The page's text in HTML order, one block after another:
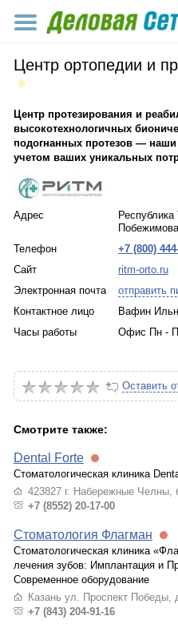
Центр ортопедии и
Центр протезирования и
высокотехнологичных
подогнанных протезов —
учетом ваших уникальных
Адрес
Республика
Телефон
+7 (800)
Сайт
ritm-orto.ru
Электронная почта
отправить
Контактное лицо
Вафин
Часы работы
Офис Пн -
Оставить
Смотрите также:
Dental Forte
Стоматологическая клиника
423827 г. Набережные Челны,
+7 (8552) 20-17-00
Стоматология Флагман
Стоматологическая клиника
лечения зубов: Имплантация и
Современное оборудование
Казань ул. Проспект Победы,
+7 (843) 204-91-16